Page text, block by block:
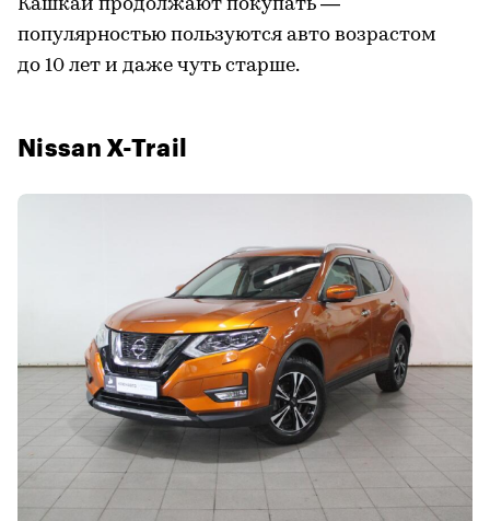
Кашкай продолжают покупать —
популярностью пользуются авто возрастом
до 10 лет и даже чуть старше.
Nissan X-Trail